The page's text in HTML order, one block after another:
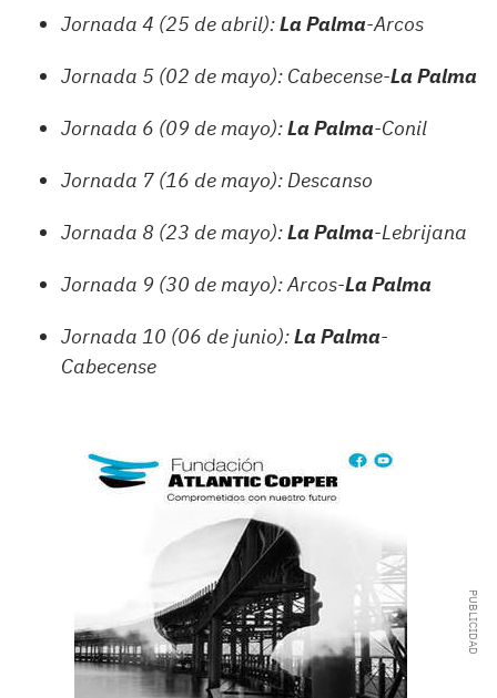
Jornada 4 (25 de abril):La Palma-Arcos
Jornada 5 (02 de mayo): Cabecense-La Palma
Jornada 6 (09 de mayo):La Palma-Conil
Jornada 7 (16 de mayo): Descanso
Jornada 8 (23 de mayo):La Palma-Lebrijana
Jornada 9 (30 de mayo): Arcos-La Palma
Jornada 10 (06 de junio):La Palma-
Cabecense